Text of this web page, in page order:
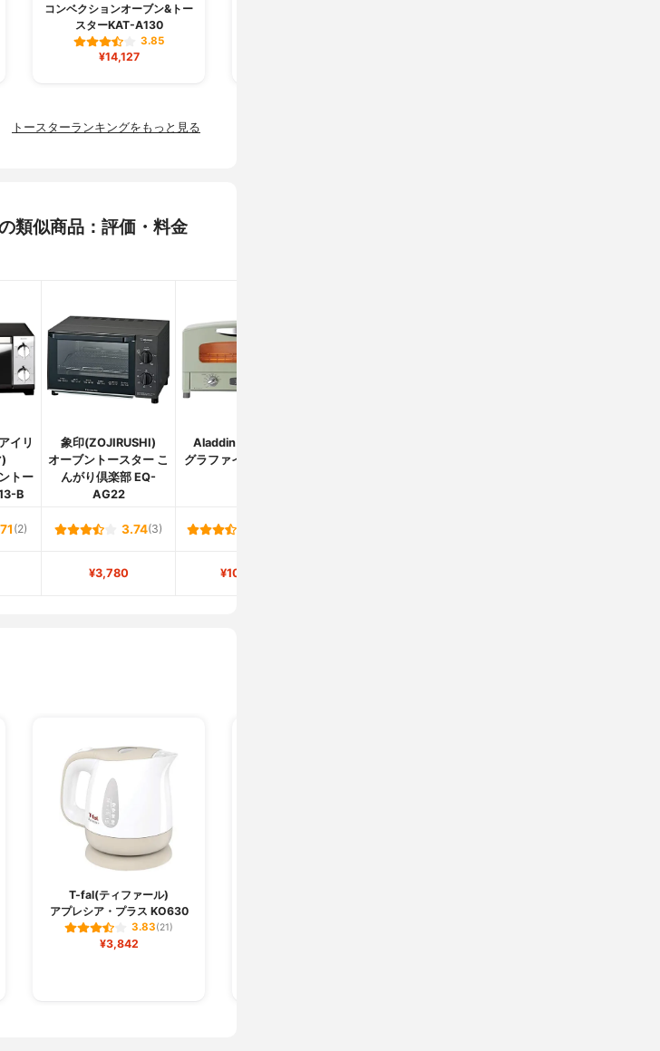
コンベクションオーブン&トー
スターKAT-A130
3.85
¥14,127
トースターランキングをもっと見る
類似商品：評価・料金
イリ
トー
B
象印(ZOJIRUSHI)
オーブントースター こ
んがり倶楽部 EQ-
AG22
Aladdin(アラジン)
グラファイトトースタ
(2) 3.74(3)
¥3,780 ¥10,956
T-fal(ティファール)
アプレシア・プラス KO630
3.83(21)
¥3,842